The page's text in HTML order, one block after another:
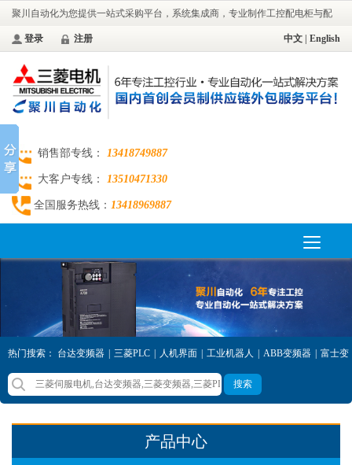
聚川自动化为您提供一站式采购平台，系统集成商，专业制作工控配电柜与配
电工程。
登录 注册 中文 English
销售部专线： 13418749887
大客户专线： 13510471330
全国服务热线： 13418969887
Toggle
navigation
热门搜索： 台达变频器 三菱PLC 人机界面 工业机器人 ABB变频器 富士变
频器 西门子变频器 | 三菱变频器 搜索
产品中心